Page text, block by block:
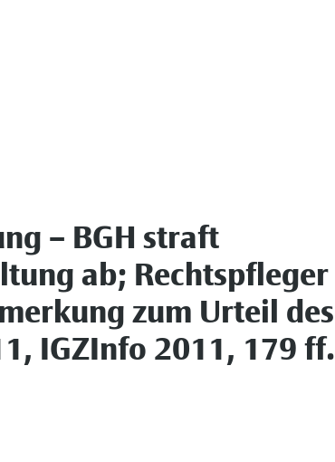
– BGH straft
ab; Rechtspfleger
zum Urteil des
IGZInfo 2011, 179 ff.